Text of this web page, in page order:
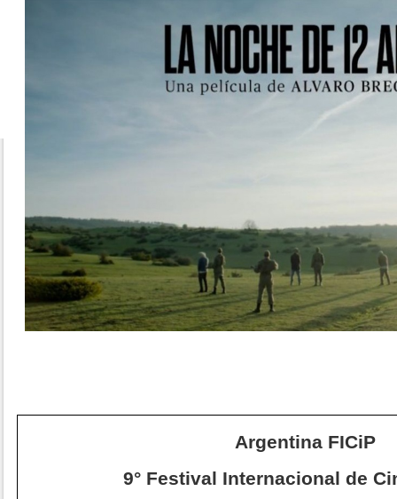
Argentina FICiP
9° Festival Internacional de